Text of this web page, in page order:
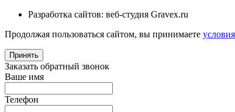
Разработка сайтов: веб-студия Gravex.ru
Продолжая пользоваться сайтом, вы принимаете условия
Принять
Заказать обратный звонок
Ваше имя
Телефон